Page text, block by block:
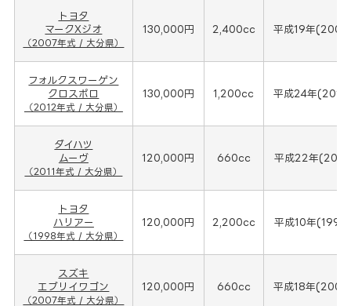
トヨタ
マークXジオ
（2007年式 / 大分県）
130,000円 2,400cc 平成19年(2007
フォルクスワーゲン
クロスポロ
（2012年式 / 大分県）
130,000円 1,200cc 平成24年(2012
ダイハツ
ムーヴ
（2011年式 / 大分県）
120,000円 660cc 平成22年(2011
トヨタ
ハリアー
（1998年式 / 大分県）
120,000円 2,200cc 平成10年(1998
スズキ
エブリイワゴン
（2007年式 / 大分県）
120,000円 660cc 平成18年(2007